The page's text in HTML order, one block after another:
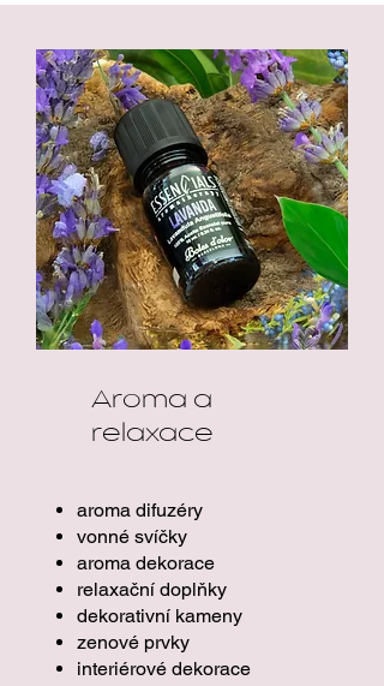
Aroma a
relaxace
aroma difuzéry
vonné svíčky
aroma dekorace
relaxační doplňky
dekorativní kameny
zenové prvky
interiérové dekorace